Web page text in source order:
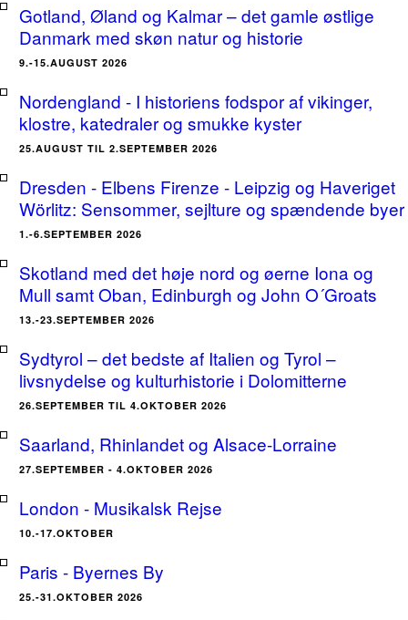
Gotland, Øland og Kalmar – det gamle østlige
Danmark med skøn natur og historie
9.-15.AUGUST 2026
Nordengland - I historiens fodspor af vikinger,
klostre, katedraler og smukke kyster
25.AUGUST TIL 2.SEPTEMBER 2026
Dresden - Elbens Firenze - Leipzig og Haveriget
Wörlitz: Sensommer, sejlture og spændende byer
1.-6.SEPTEMBER 2026
Skotland med det høje nord og øerne Iona og
Mull samt Oban, Edinburgh og John O´Groats
13.-23.SEPTEMBER 2026
Sydtyrol – det bedste af Italien og Tyrol –
livsnydelse og kulturhistorie i Dolomitterne
26.SEPTEMBER TIL 4.OKTOBER 2026
Saarland, Rhinlandet og Alsace-Lorraine
27.SEPTEMBER - 4.OKTOBER 2026
London - Musikalsk Rejse
10.-17.OKTOBER
Paris - Byernes By
25.-31.OKTOBER 2026